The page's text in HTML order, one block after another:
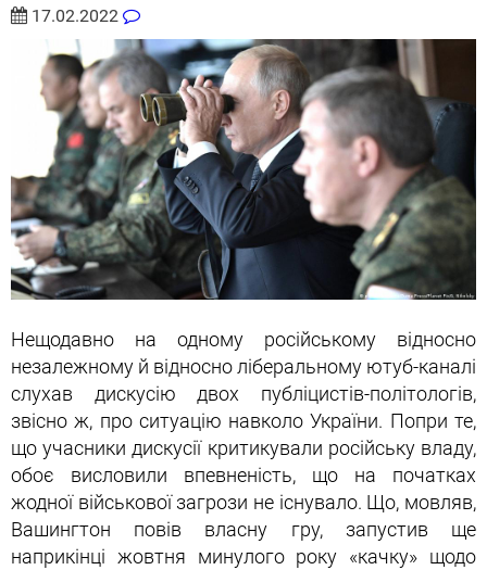
17.02.2022
Нещодавно на одному російському відносно
незалежному й відносно ліберальному ютуб-каналі
слухав дискусію двох публіцистів-політологів,
звісно ж, про ситуацію навколо України. Попри те,
що учасники дискусії критикували російську владу,
обоє висловили впевненість, що на початках
жодної військової загрози не існувало. Що, мовляв,
Вашингтон повів власну гру, запустив ще
наприкінці жовтня минулого року «качку» щодо